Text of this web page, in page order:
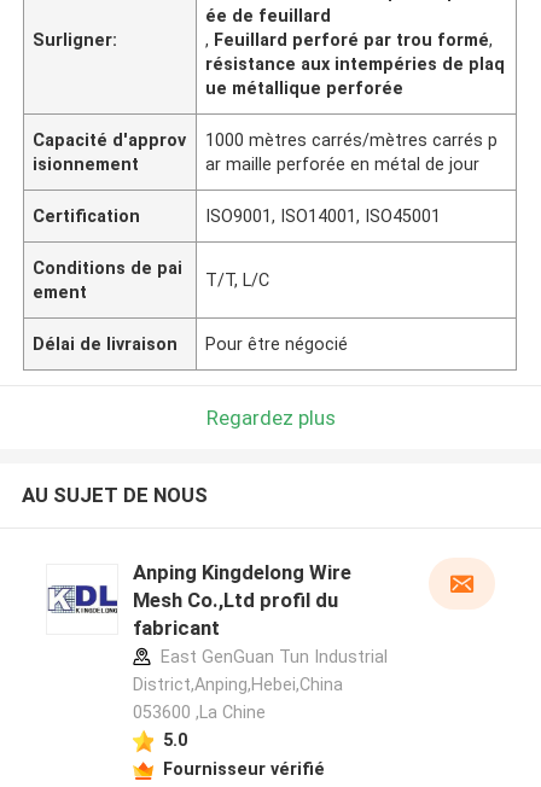
Surligner:
ée de feuillard
, Feuillard perforé par trou formé,
résistance aux intempéries de plaq
ue métallique perforée
Capacité d'approv
isionnement
1000 mètres carrés/mètres carrés p
ar maille perforée en métal de jour
Certification ISO9001, ISO14001, ISO45001
Conditions de pai
ement
T/T, L/C
Délai de livraison Pour être négocié
Regardez plus
AU SUJET DE NOUS
Anping Kingdelong Wire
Mesh Co.,Ltd profil du
fabricant
East GenGuan Tun Industrial
District,Anping,Hebei,China
053600 ,La Chine
5.0
Fournisseur vérifié